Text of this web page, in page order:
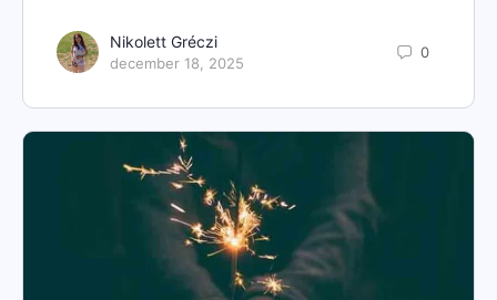
Nikolett Gréczi
december 18, 2025
0